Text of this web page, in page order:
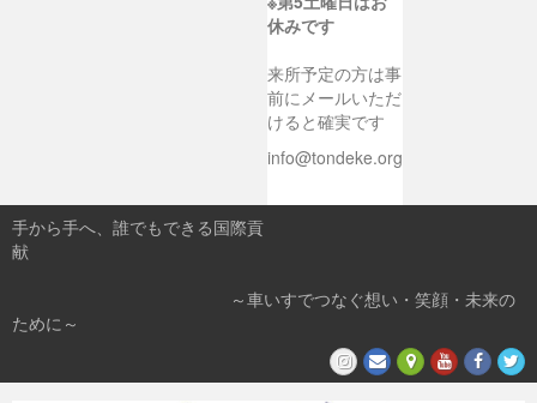
休みです
来所予定の方は事
前にメールいただ
けると確実です
info@tondeke.org
手から手へ、誰でもできる国際貢
献
～車いすでつなぐ想い・笑顔・未来の
ために～